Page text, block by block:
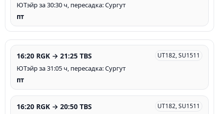
ЮТэйр за 30:30 ч, пересадка: Сургут
пт
16:20 RGK → 21:25 TBS UT182, SU1511
ЮТэйр за 31:05 ч, пересадка: Сургут
пт
16:20 RGK → 20:50 TBS UT182, SU1511